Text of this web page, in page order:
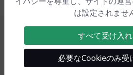
法的通知 /ブランドの証明
cFos eMobilityについて
プライバシーポリシー
キャンセルポリシー
は設定されませ
すべて受け入
必要なCookieのみ受